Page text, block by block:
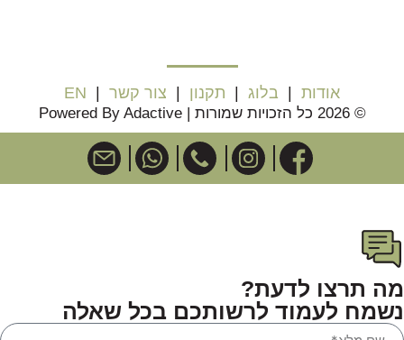
אודות בלוג תקנון צור קשר EN
© 2026 כל הזכויות שמורות | Powered By Adactive
מה תרצו לדעת?
נשמח לעמוד לרשותכם בכל שאלה